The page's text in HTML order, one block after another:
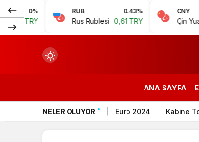
Rus Rublesi 0,61 TRY
CNY
Çin Yuanı 6,59
ANA SAYFA
NELER OLUYOR Euro 2024 Kabine